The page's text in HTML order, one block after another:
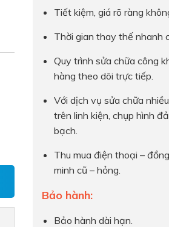
Tiết kiệm, giá rõ ràng
Thời gian thay thế nhanh
Quy trình sửa chữa công
hàng theo dõi trực tiếp.
Với dịch vụ sửa chữa
trên linh kiện, chụp hình
bạch.
Thu mua điện thoại –
minh cũ – hỏng.
Bảo hành:
Bảo hành dài hạn.